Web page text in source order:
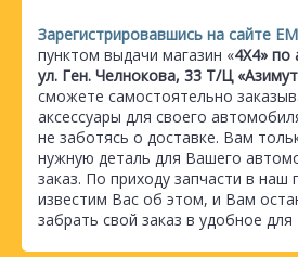
Зарегистрировавшись на сайте
пунктом выдачи магазин «4Х4» по
ул. Ген. Челнокова, 33 Т/Ц «Азимут
сможете самостоятельно
аксессуары для своего
не заботясь о доставке. Вам
нужную деталь для Вашего
заказ. По приходу запчасти в наш
известим Вас об этом, и Вам
забрать свой заказ в удобное